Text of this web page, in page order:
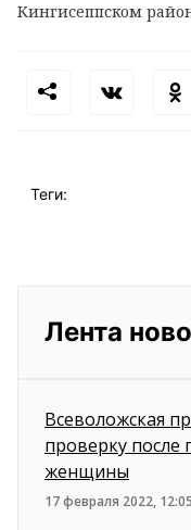
Кингисеппском
Теги:
Лента
Всеволожская
проверку после
женщины
17 февраля 2022, 12:05